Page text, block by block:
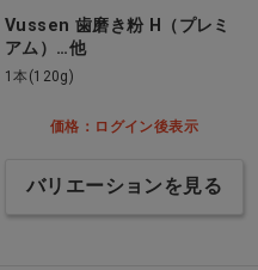
Vussen 歯磨き粉 H（プレミ
アム）…他
1本(120g)
価格：ログイン後表示
バリエーションを見る